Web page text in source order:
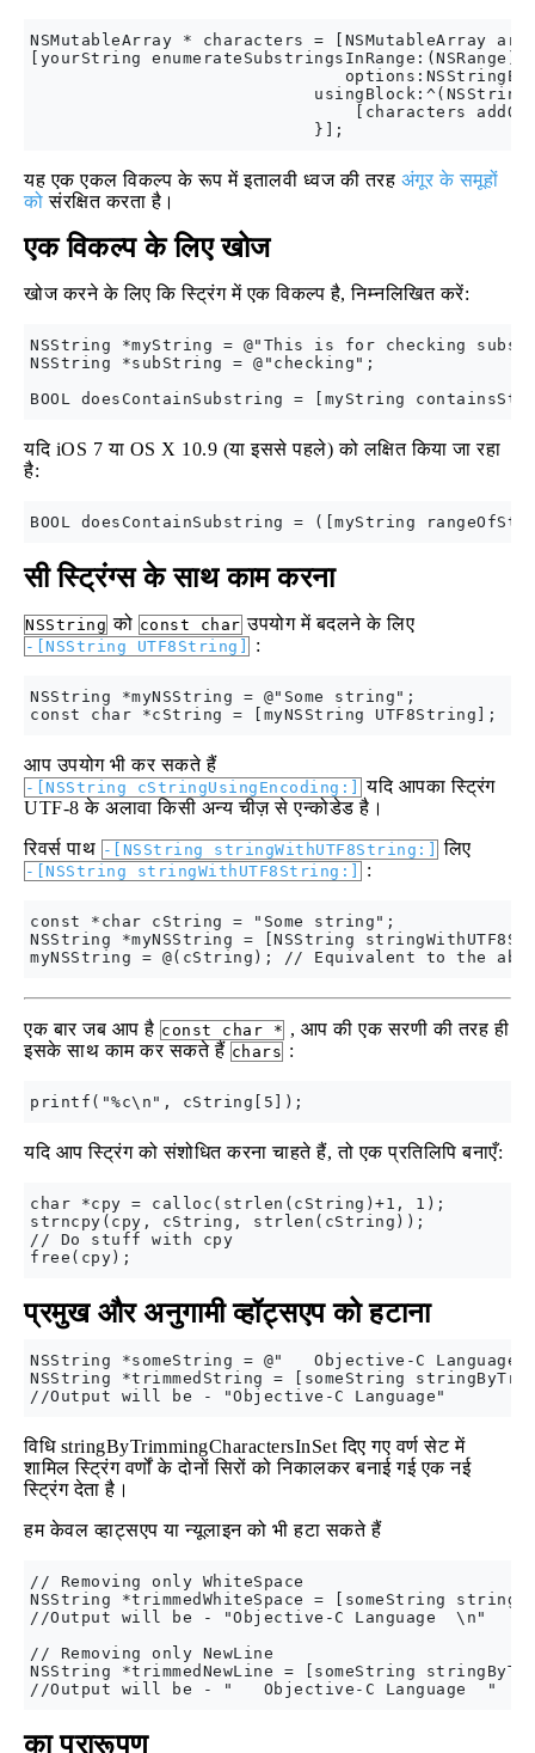
NSMutableArray * characters = [NSMutableArray
[yourString
[characters
यह एक एकल विकल्प के रूप में इतालवी ध्वज की तरह अंगूर के समूहों
को संरक्षित करता है।
एक विकल्प के लिए खोज
खोज करने के लिए कि स्ट्रिंग में एक विकल्प है, निम्नलिखित करें:
NSString *myString = @"This is for checking
NSString *subString = @"checking";
यदि iOS 7 या OS X 10.9 (या इससे पहले) को लक्षित किया जा रहा
है:
सी स्ट्रिंग्स के साथ काम करना
NSString को const char उपयोग में बदलने के लिए
-[NSString UTF8String] :
NSString *myNSString = @"Some string";
आप उपयोग भी कर सकते हैं
-[NSString cStringUsingEncoding:]
यदि आपका स्ट्रिंग
UTF-8 के अलावा किसी अन्य चीज़ से एन्कोडेड है।
रिवर्स पाथ -[NSString stringWithUTF8String:] लिए
-[NSString stringWithUTF8String:] :
const *char cString = "Some string";
NSString *myNSString = [NSString
एक बार जब आप है const char * , आप की एक सरणी की तरह ही
इसके साथ काम कर सकते हैं chars :
यदि आप स्ट्रिंग को संशोधित करना चाहते हैं, तो एक प्रतिलिपि बनाएँ:
char *cpy = calloc(strlen(cString)+1, 1);
strncpy(cpy, cString, strlen(cString));
// Do stuff with cpy
प्रमुख और अनुगामी व्हॉट्सएप को हटाना
NSString *someString = @"   Objective-C
NSString *trimmedString = [someString
विधि stringByTrimmingCharactersInSet दिए गए वर्ण सेट में
शामिल स्ट्रिंग वर्णों के दोनों सिरों को निकालकर बनाई गई एक नई
स्ट्रिंग देता है।
हम केवल व्हाट्सएप या न्यूलाइन को भी हटा सकते हैं
// Removing only WhiteSpace
NSString *trimmedWhiteSpace = [someString
//Output will be - "Objective-C Language  \n"
// Removing only NewLine
NSString *trimmedNewLine = [someString
का प्रारूपण